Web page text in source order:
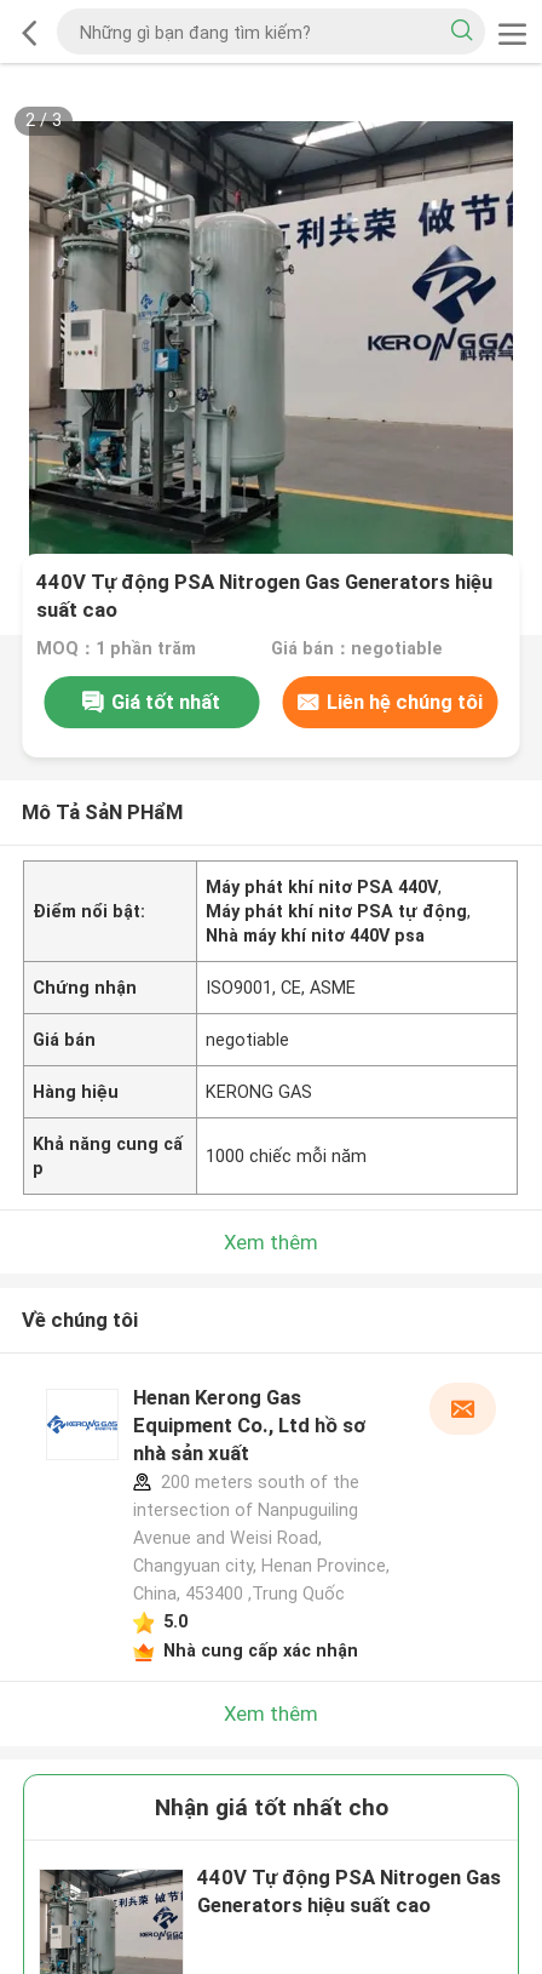
2/3
440V Tự động PSA Nitrogen Gas Generators hiệu
suất cao
MOQ：1 phần trăm Giá bán：negotiable
Giá tốt nhất Liên hệ chúng tôi
Mô Tả SảN PHẩM
Điểm nổi bật:
Máy phát khí nitơ PSA 440V,
Máy phát khí nitơ PSA tự động,
Nhà máy khí nitơ 440V psa
Chứng nhận ISO9001, CE, ASME
Giá bán negotiable
Hàng hiệu KERONG GAS
Khả năng cung cấ
p
1000 chiếc mỗi năm
Xem thêm
Về chúng tôi
Henan Kerong Gas
Equipment Co., Ltd hồ sơ
nhà sản xuất
200 meters south of the
intersection of Nanpuguiling
Avenue and Weisi Road,
Changyuan city, Henan Province,
China, 453400 ,Trung Quốc
5.0
Nhà cung cấp xác nhận
Xem thêm
Nhận giá tốt nhất cho
440V Tự động PSA Nitrogen Gas
Generators hiệu suất cao